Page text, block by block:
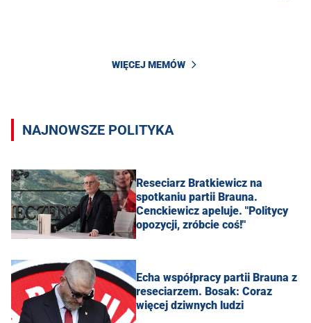
WIĘCEJ MEMÓW
NAJNOWSZE POLITYKA
Reseciarz Bratkiewicz na
spotkaniu partii Brauna.
Cenckiewicz apeluje. "Politycy
opozycji, zróbcie coś!"
Echa współpracy partii Brauna z
reseciarzem. Bosak: Coraz
więcej dziwnych ludzi